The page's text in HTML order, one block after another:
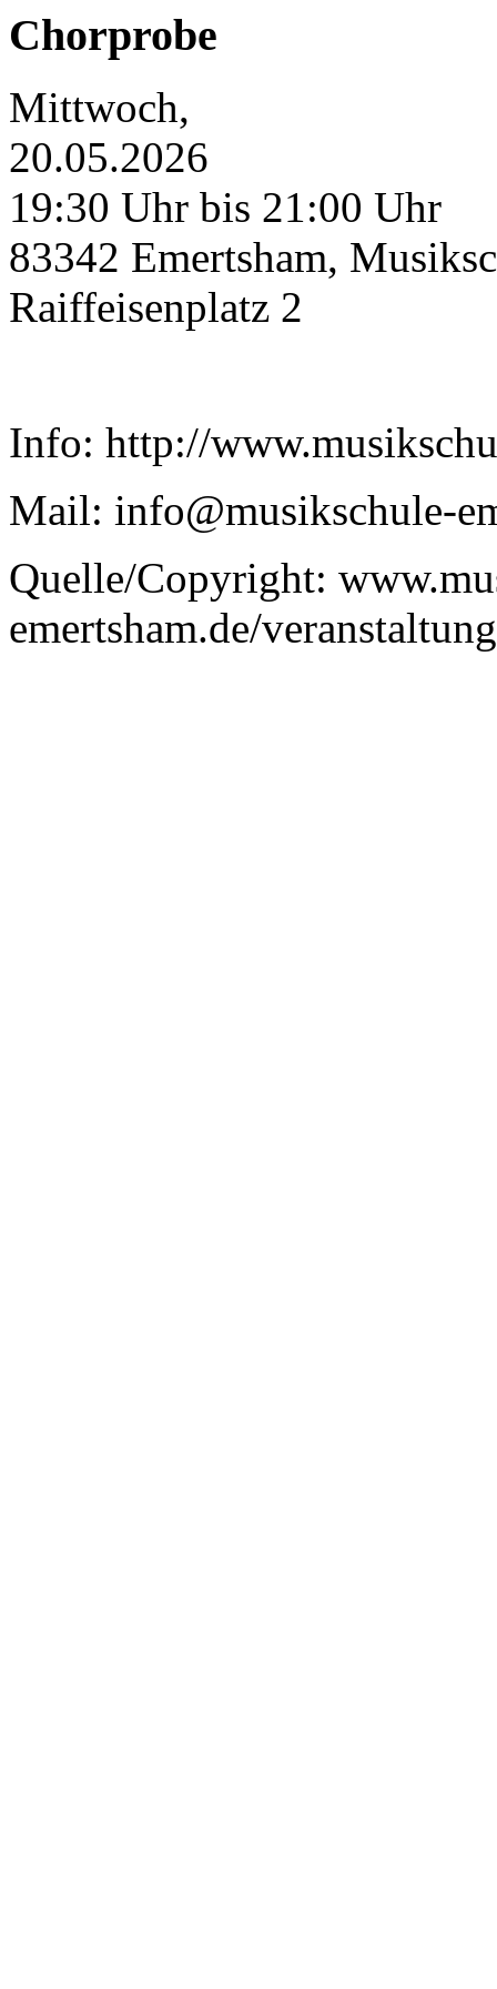
Chorprobe
Mittwoch,
20.05.2026
19:30 Uhr bis 21:00 Uhr
83342 Emertsham,
Raiffeisenplatz 2
Info: http://
Mail: info@musikschule-
Quelle/Copyright:
emertsham.de/